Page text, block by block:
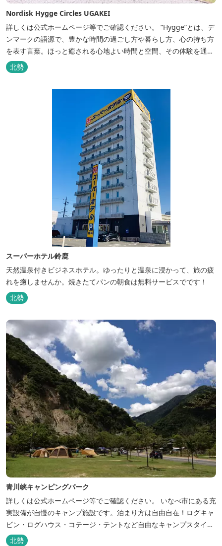
Nordisk Hygge Circles UGAKEI
詳しくは公式ホームページ等でご確認ください。 ”Hygge”とは、デ
ンマークの語源で、豊かな時間の過ごし方や暮らし方、心の持ち方
を表す言葉。ほっと癒される心地よい時間と空間、その体験を通し
て得られる幸福感のことです。 デンマーク発のアウトドアブランド
「Nordisk（ノルディスク）」と三重県いなべ市が連携して手がけ
北勢
スーパーホテル鈴鹿
天然温泉付きビジネスホテル。ゆったりと温泉に浸かって、旅の疲
れを癒しませんか。焼きたてパンの朝食は無料サービスでです！
北勢
青川峡キャンピングパーク
詳しくは公式ホームページ等でご確認ください。 いなべ市にある充
実設備が自慢のキャンプ施設です。泊まり方は自由自在！ログキャ
ビン・ログハウス・コテージ・テントなど自由なキャンプスタイル
が楽しめます。屋根付きの炭火焼ハウスがありますので、雨や風の
北勢